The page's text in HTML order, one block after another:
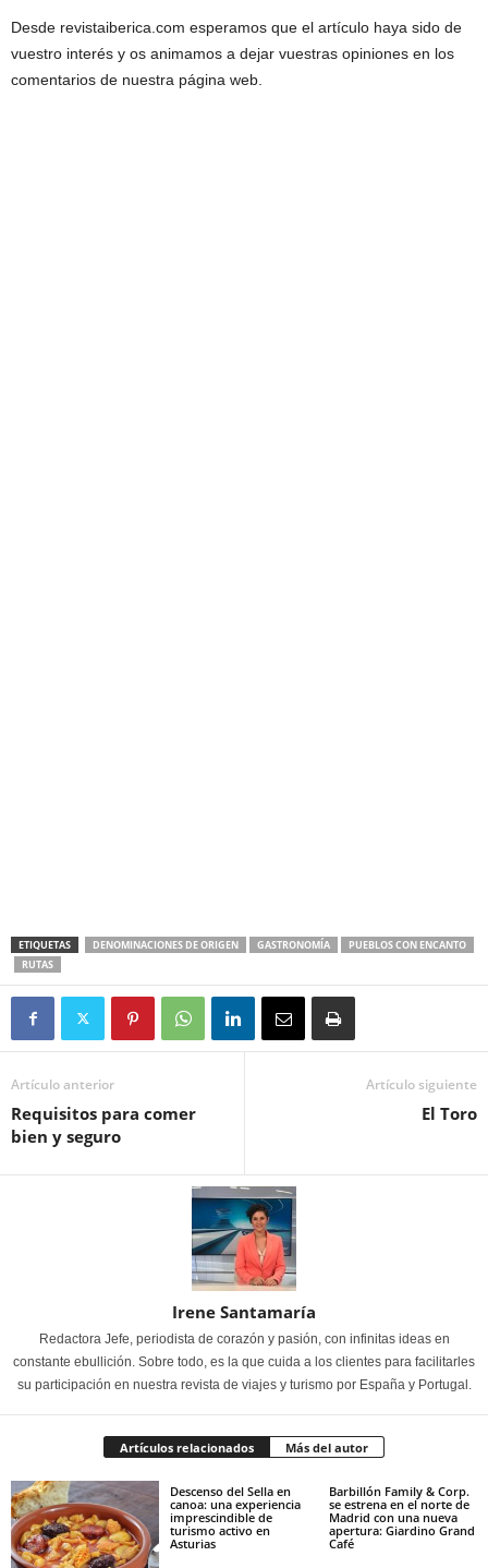
Desde revistaiberica.com esperamos que el artículo haya sido de
vuestro interés y os animamos a dejar vuestras opiniones en los
comentarios de nuestra página web.
ETIQUETAS DENOMINACIONES DE ORIGEN GASTRONOMÍA
PUEBLOS CON ENCANTO
RUTAS
Artículo anterior
Requisitos para comer
bien y seguro
Artículo siguiente
El Toro
Irene Santamaría
Redactora Jefe, periodista de corazón y pasión, con infinitas ideas en
constante ebullición. Sobre todo, es la que cuida a los clientes para facilitarles
su participación en nuestra revista de viajes y turismo por España y Portugal.
Artículos relacionados Más del autor
Descenso del Sella en
canoa: una experiencia
imprescindible de
turismo activo en
Asturias
Barbillón Family & Corp.
se estrena en el norte de
Madrid con una nueva
apertura: Giardino Grand
Café